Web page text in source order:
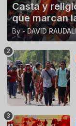
Casta y
que marcan
By - DAVID